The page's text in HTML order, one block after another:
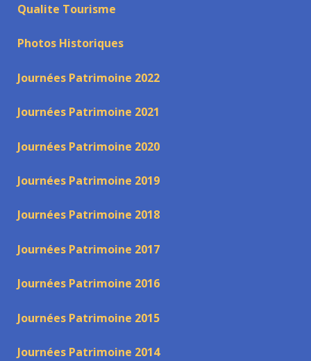
Qualite Tourisme
Photos Historiques
Journées Patrimoine 2022
Journées Patrimoine 2021
Journées Patrimoine 2020
Journées Patrimoine 2019
Journées Patrimoine 2018
Journées Patrimoine 2017
Journées Patrimoine 2016
Journées Patrimoine 2015
Journées Patrimoine 2014